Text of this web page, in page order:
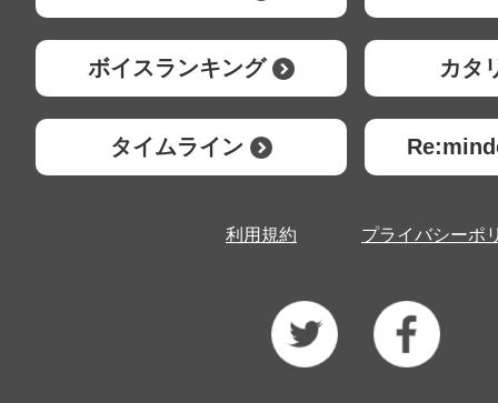
ボイスランキング カタ
タイムライン
利用規約 プライバシーポ